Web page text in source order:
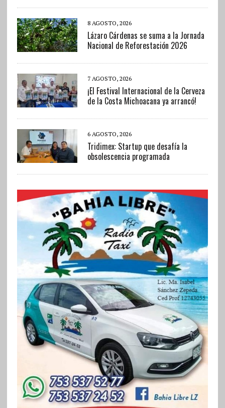
8 AGOSTO, 2026
Lázaro Cárdenas se suma a la Jornada
Nacional de Reforestación 2026
7 AGOSTO, 2026
¡El Festival Internacional de la Cerveza
de la Costa Michoacana ya arrancó!
6 AGOSTO, 2026
Tridimex: Startup que desafía la
obsolescencia programada